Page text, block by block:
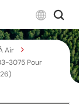
Air
3075 Pour